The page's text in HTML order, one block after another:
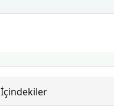
İçindekiler